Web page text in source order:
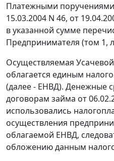
Платежными поручениями
15.03.2004 N 46, от
в указанной сумме
Предпринимателя (том 1,
Осуществляемая
облагается единым
(далее - ЕНВД). Денежные
договорам займа от
использовались
осуществления
облагаемой ЕНВД,
обложению данным